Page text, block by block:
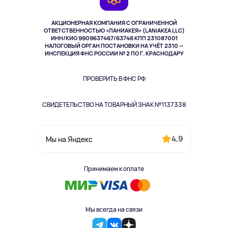
АКЦИОНЕРНАЯ КОМПАНИЯ С ОГРАНИЧЕННОЙ
ОТВЕТСТВЕННОСТЬЮ «ЛАНИАКЕЯ» (LANIAKEA LLC)
ИНН/КИО 9909637467/63746 КПП 231087001
НАЛОГОВЫЙ ОРГАН ПОСТАНОВКИ НА УЧЁТ 2310 —
ИНСПЕКЦИЯ ФНС РОССИИ № 2 ПО Г. КРАСНОДАРУ
ПРОВЕРИТЬ В ФНС РФ
СВИДЕТЕЛЬСТВО НА ТОВАРНЫЙ ЗНАК №1137338
Мы на Яндекс 4,9
Принимаем к оплате
Мы всегда на связи
Здоровье питомцев
Одежда и аксессуары